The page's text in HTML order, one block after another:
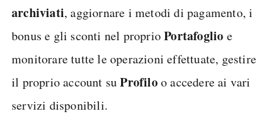
archiviati, aggiornare i metodi di pagamento, i
bonus e gli sconti nel proprioPortafoglio e
monitorare tutte le operazioni effettuate, gestire
il proprio account suProfiloo accedere ai vari
servizi disponibili.